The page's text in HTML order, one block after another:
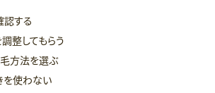
する
整してもらう
方法を選ぶ
を使わない